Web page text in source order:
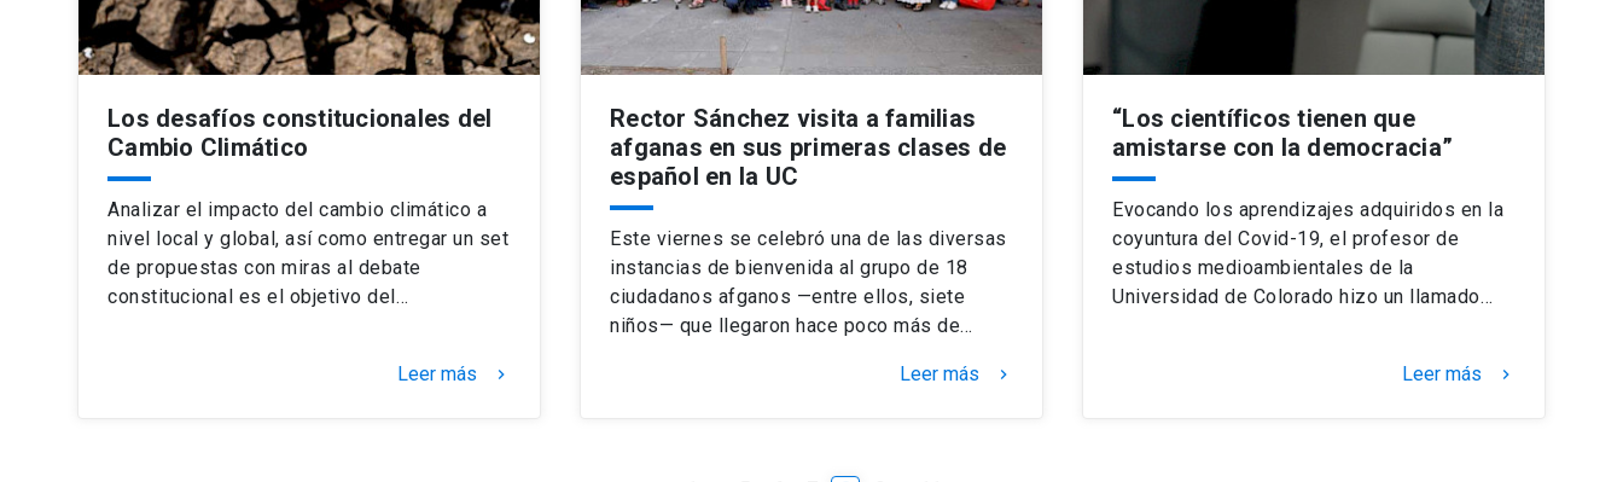
Los desafíos constitucionales del
Cambio Climático
Analizar el impacto del cambio climático a
nivel local y global, así como entregar un set
de propuestas con miras al debate
constitucional es el objetivo del…
Leer más keyboard_arrow_right
Rector Sánchez visita a familias
afganas en sus primeras clases de
español en la UC
Este viernes se celebró una de las diversas
instancias de bienvenida al grupo de 18
ciudadanos afganos —entre ellos, siete
niños— que llegaron hace poco más de…
Leer más keyboard_arrow_right
“Los científicos tienen que
amistarse con la democracia”
Evocando los aprendizajes adquiridos en la
coyuntura del Covid-19, el profesor de
estudios medioambientales de la
Universidad de Colorado hizo un llamado…
Leer más keyboard_arrow_right